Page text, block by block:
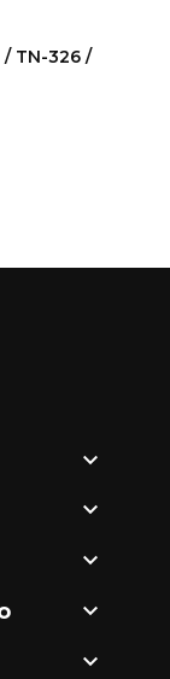
TN-326 /




